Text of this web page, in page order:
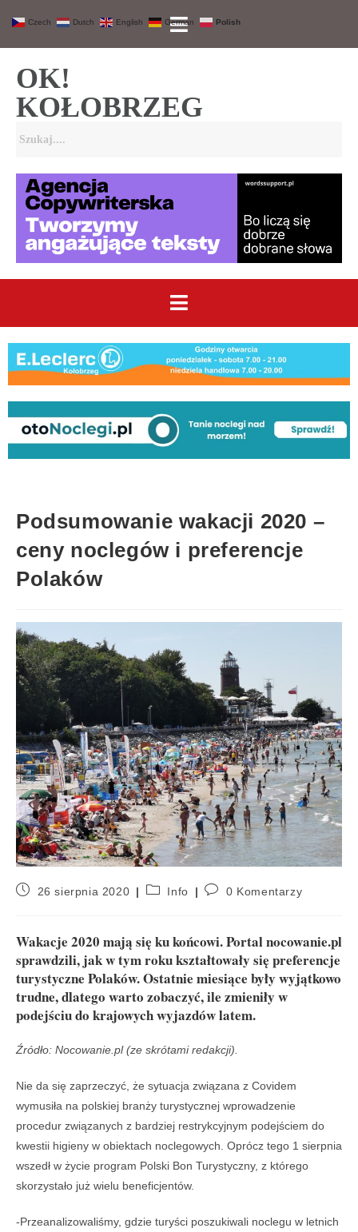
OK!
KOŁOBRZEG
Podsumowanie wakacji 2020 –
ceny noclegów i preferencje
Polaków
26 sierpnia 2020 Info 0 Komentarzy
Wakacje 2020 mają się ku końcowi. Portal nocowanie.pl
sprawdzili, jak w tym roku kształtowały się preferencje
turystyczne Polaków. Ostatnie miesiące były wyjątkowo
trudne, dlatego warto zobaczyć, ile zmieniły w
podejściu do krajowych wyjazdów latem.
Źródło: Nocowanie.pl (ze skrótami redakcji).
Nie da się zaprzeczyć, że sytuacja związana z Covidem
wymusiła na polskiej branży turystycznej wprowadzenie
procedur związanych z bardziej restrykcyjnym podejściem do
kwestii higieny w obiektach noclegowych. Oprócz tego 1 sierpnia
wszedł w życie program Polski Bon Turystyczny, z którego
skorzystało już wielu beneficjentów.
-Przeanalizowaliśmy, gdzie turyści poszukiwali noclegu w letnich
Czech Dutch English German Polish